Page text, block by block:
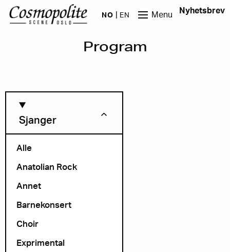
Hopp til hovedinnhold
NO EN Menu Nyhetsbrev
Program
Sjanger
Alle
Anatolian Rock
Annet
Barnekonsert
Choir
Exprimental
Måned
Arrangør